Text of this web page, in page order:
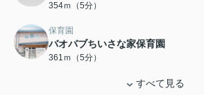
354ｍ（5分）
保育園
バオバブちいさな家保育園
361ｍ（5分）
すべて見る